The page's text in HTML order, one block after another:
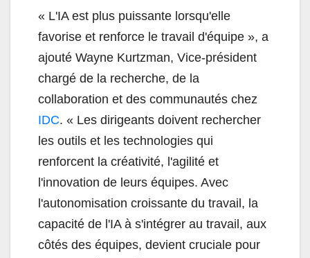
« L'IA est plus puissante lorsqu'elle
favorise et renforce le travail d'équipe », a
ajouté Wayne Kurtzman, Vice-président
chargé de la recherche, de la
collaboration et des communautés chez
IDC. « Les dirigeants doivent rechercher
les outils et les technologies qui
renforcent la créativité, l'agilité et
l'innovation de leurs équipes. Avec
l'autonomisation croissante du travail, la
capacité de l'IA à s'intégrer au travail, aux
côtés des équipes, devient cruciale pour